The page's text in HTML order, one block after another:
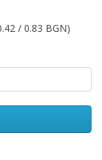
/ 0.83 BGN)